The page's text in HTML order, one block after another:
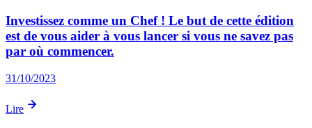
Investissez comme un Chef ! Le but de cette édition
est de vous aider à vous lancer si vous ne savez pas
par où commencer.
31/10/2023
Lire